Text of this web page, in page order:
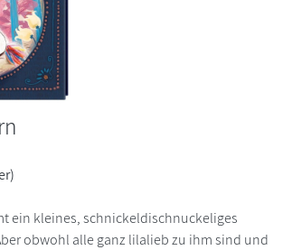
ein kleines, schnickeldischnuckeliges
obwohl alle ganz lilalieb zu ihm sind und